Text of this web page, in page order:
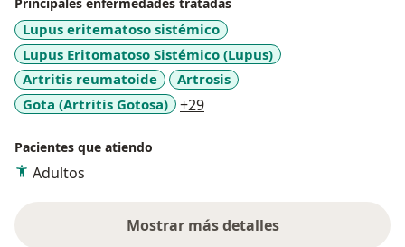
con 9 años de experiencia como médico y ha realizado
prácticas en EE. UU. (Jackson Memorial Hospital,
Miami, Florida) y Portugal (Centro Hospitalario y
Universitario de Coímbra). Se ha desempeñado como
médico internista a cargo de pacientes hospitalizados
participado en la formación de médicos internistas. La
educación es una de sus pasiones. También ha
Unidad de Enfermedades Infecciosas del mismo
Lupus eritematoso sistémico
Lupus Eritomatoso Sistémico (Lupus)
Artritis reumatoide
Artrosis
Gota (Artritis Gotosa)
+29a11y_sr_more_diseases
Pacientes que atiendo
Adultos
Mostrar más detalles
sobre la experiencia